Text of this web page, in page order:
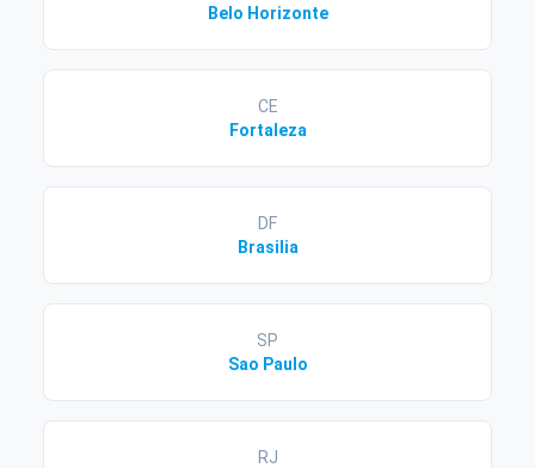
Belo Horizonte
CE
Fortaleza
DF
Brasilia
SP
Sao Paulo
RJ